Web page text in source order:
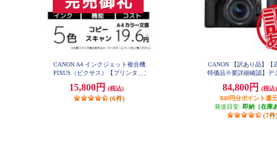
CANON A4 インクジェット複合機
PIXUS（ピクサス）【プリンター/
ク】 PIXUSTS7530WH
15,800円 (税込)
(6件)
CANON 【訳あり品】【
特価品※要詳細確認】デ
ルズームキット ブラック
SX10BKWKIT
84,800円
(税込)
848円分ポイント還元
発送目安: 即納（在庫
(7件